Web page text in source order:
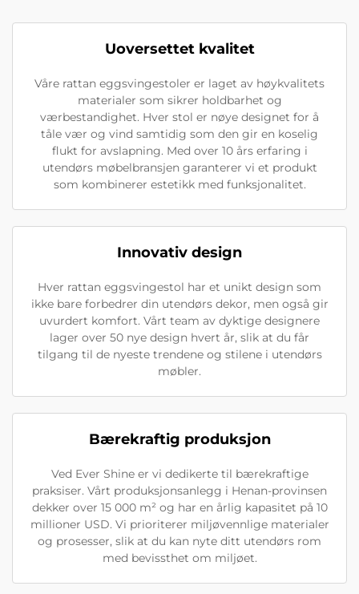
Uoversettet kvalitet
Våre rattan eggsvingestoler er laget av høykvalitets
materialer som sikrer holdbarhet og
værbestandighet. Hver stol er nøye designet for å
tåle vær og vind samtidig som den gir en koselig
flukt for avslapning. Med over 10 års erfaring i
utendørs møbelbransjen garanterer vi et produkt
som kombinerer estetikk med funksjonalitet.
Innovativ design
Hver rattan eggsvingestol har et unikt design som
ikke bare forbedrer din utendørs dekor, men også gir
uvurdert komfort. Vårt team av dyktige designere
lager over 50 nye design hvert år, slik at du får
tilgang til de nyeste trendene og stilene i utendørs
møbler.
Bærekraftig produksjon
Ved Ever Shine er vi dedikerte til bærekraftige
praksiser. Vårt produksjonsanlegg i Henan-provinsen
dekker over 15 000 m² og har en årlig kapasitet på 10
millioner USD. Vi prioriterer miljøvennlige materialer
og prosesser, slik at du kan nyte ditt utendørs rom
med bevissthet om miljøet.